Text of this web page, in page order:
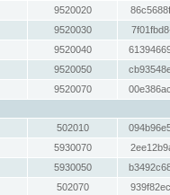
9520020
9520030
9520040
9520050
9520070
502010
5930070
5930050
502070